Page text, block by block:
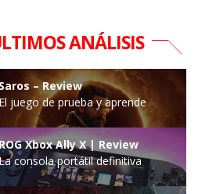
ANÁLISIS
Saros – Review
El juego de prueba y aprende
ROG Xbox Ally X | Review
consola portátil definitiva